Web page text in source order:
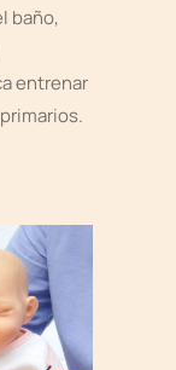
baño,
entrenar